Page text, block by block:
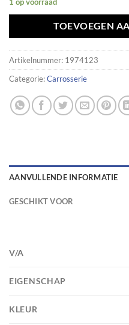
1 op voorraad
TOEVOEGEN
Artikelnummer: 1974123
Categorie:Carrosserie
AANVULLENDE INFORMATIE
GESCHIKT VOOR
V/A
EIGENSCHAP
KLEUR